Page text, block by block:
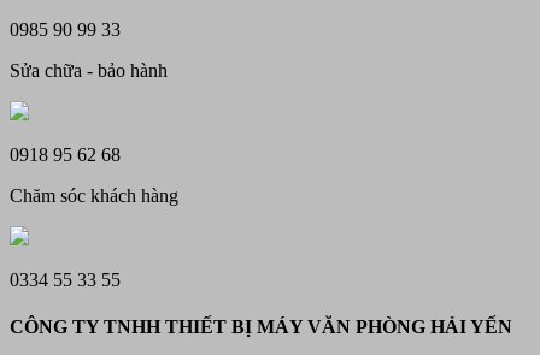
0985 90 99 33
Sửa chữa - bảo hành
0918 95 62 68
Chăm sóc khách hàng
0334 55 33 55
CÔNG TY TNHH THIẾT BỊ MÁY VĂN PHÒNG HẢI YẾN